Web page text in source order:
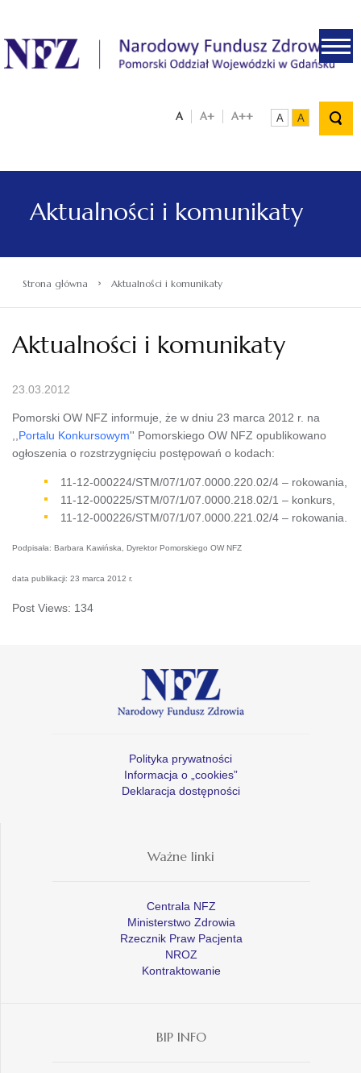
.
A A+ A++ A A
Aktualności i komunikaty
Strona główna › Aktualności i komunikaty
Aktualności i komunikaty
23.03.2012
Pomorski OW NFZ informuje, że w dniu 23 marca 2012 r. na
Portalu Konkursowym'' Pomorskiego OW NFZ opublikowano
ogłoszenia o rozstrzygnięciu postępowań o kodach:
11-12-000224/STM/07/1/07.0000.220.02/4 – rokowania,
11-12-000225/STM/07/1/07.0000.218.02/1 – konkurs,
11-12-000226/STM/07/1/07.0000.221.02/4 – rokowania.
Podpisała: Barbara Kawińska, Dyrektor Pomorskiego OW NFZ
data publikacji: 23 marca 2012 r.
Post Views: 134
Polityka prywatności
Informacja o „cookies”
Deklaracja dostępności
Ważne linki
Centrala NFZ
Ministerstwo Zdrowia
Rzecznik Praw Pacjenta
NROZ
Kontraktowanie
BIP INFO